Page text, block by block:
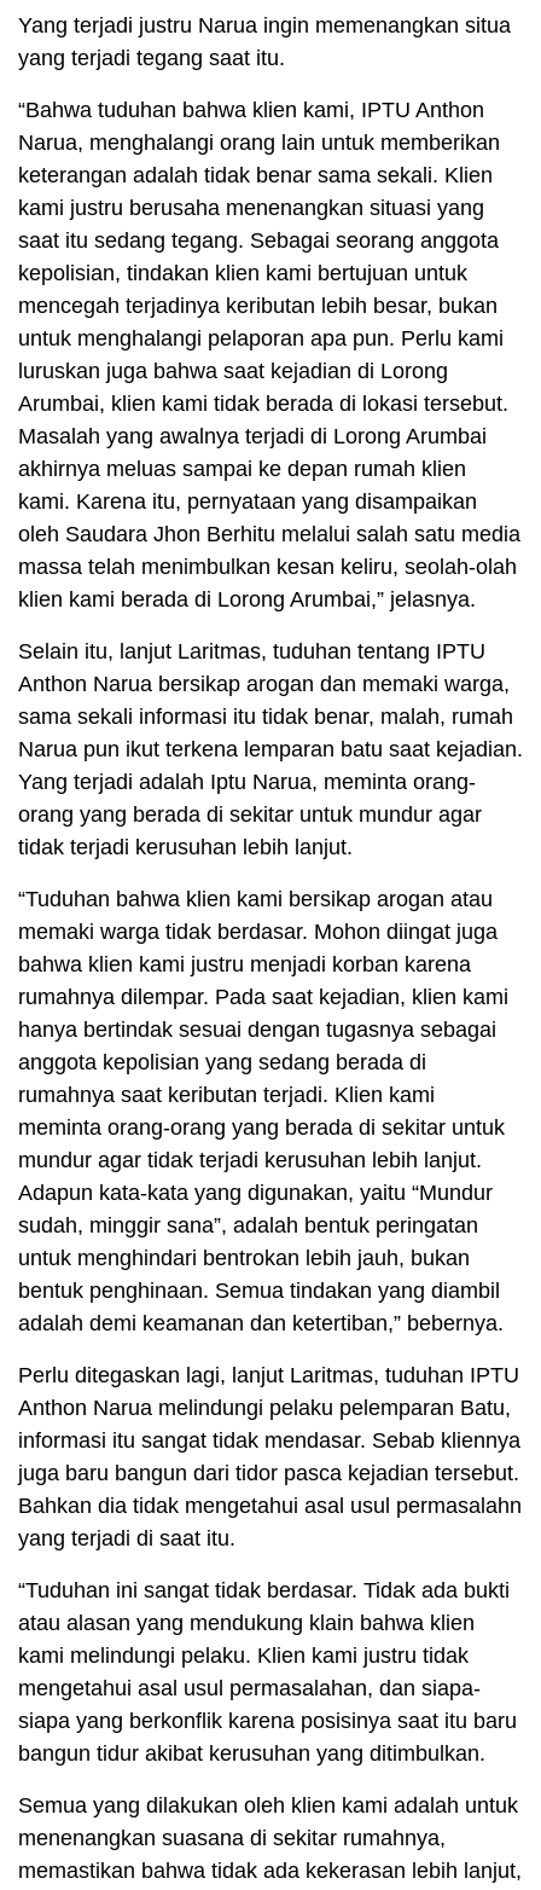
Yang terjadi justru Narua ingin memenangkan situa
yang terjadi tegang saat itu.
“Bahwa tuduhan bahwa klien kami, IPTU Anthon
Narua, menghalangi orang lain untuk memberikan
keterangan adalah tidak benar sama sekali. Klien
kami justru berusaha menenangkan situasi yang
saat itu sedang tegang. Sebagai seorang anggota
kepolisian, tindakan klien kami bertujuan untuk
mencegah terjadinya keributan lebih besar, bukan
untuk menghalangi pelaporan apa pun. Perlu kami
luruskan juga bahwa saat kejadian di Lorong
Arumbai, klien kami tidak berada di lokasi tersebut.
Masalah yang awalnya terjadi di Lorong Arumbai
akhirnya meluas sampai ke depan rumah klien
kami. Karena itu, pernyataan yang disampaikan
oleh Saudara Jhon Berhitu melalui salah satu media
massa telah menimbulkan kesan keliru, seolah-olah
klien kami berada di Lorong Arumbai,” jelasnya.
Selain itu, lanjut Laritmas, tuduhan tentang IPTU
Anthon Narua bersikap arogan dan memaki warga,
sama sekali informasi itu tidak benar, malah, rumah
Narua pun ikut terkena lemparan batu saat kejadian.
Yang terjadi adalah Iptu Narua, meminta orang-
orang yang berada di sekitar untuk mundur agar
tidak terjadi kerusuhan lebih lanjut.
“Tuduhan bahwa klien kami bersikap arogan atau
memaki warga tidak berdasar. Mohon diingat juga
bahwa klien kami justru menjadi korban karena
rumahnya dilempar. Pada saat kejadian, klien kami
hanya bertindak sesuai dengan tugasnya sebagai
anggota kepolisian yang sedang berada di
rumahnya saat keributan terjadi. Klien kami
meminta orang-orang yang berada di sekitar untuk
mundur agar tidak terjadi kerusuhan lebih lanjut.
Adapun kata-kata yang digunakan, yaitu “Mundur
sudah, minggir sana”, adalah bentuk peringatan
untuk menghindari bentrokan lebih jauh, bukan
bentuk penghinaan. Semua tindakan yang diambil
adalah demi keamanan dan ketertiban,” bebernya.
Perlu ditegaskan lagi, lanjut Laritmas, tuduhan IPTU
Anthon Narua melindungi pelaku pelemparan Batu,
informasi itu sangat tidak mendasar. Sebab kliennya
juga baru bangun dari tidor pasca kejadian tersebut.
Bahkan dia tidak mengetahui asal usul permasalahn
yang terjadi di saat itu.
“Tuduhan ini sangat tidak berdasar. Tidak ada bukti
atau alasan yang mendukung klain bahwa klien
kami melindungi pelaku. Klien kami justru tidak
mengetahui asal usul permasalahan, dan siapa-
siapa yang berkonflik karena posisinya saat itu baru
bangun tidur akibat kerusuhan yang ditimbulkan.
Semua yang dilakukan oleh klien kami adalah untuk
menenangkan suasana di sekitar rumahnya,
memastikan bahwa tidak ada kekerasan lebih lanjut,